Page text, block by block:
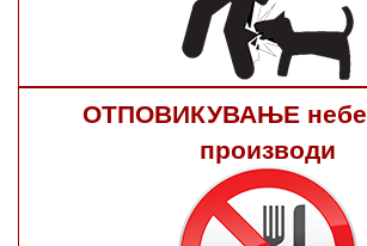
ОТПОВИКУВАЊЕ
производи